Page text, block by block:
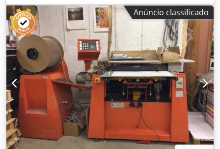
digital/ conversora Pegada compacta Desbobinador
Guiador de banda Largura da banda: 330mm Rolos de
entrada/saída para controle de tensão Estação magnética
de facas: 200z / 25 polegadas para suportar chapas de
50mm a 520mm Fator de distorção/dispro para operação
com chapas de outros tamanhos de dente Leitor de marca
de registro para suportar impressão na banda Offset de
corte disponível em linha Dkjdpfsylpvdox Amhjr
Movimento lateral/transversal possível Rebobinador de
refile Estação de corte com 7 facas em V manuais, com
pressão de ar Rebobinador superior e inferior com opções
de rotação horária ou anti-horária Contagem de etiquetas
ou metros Mandrils/espindles de 25mm, 38mm, 44mm e
76mm x 2 Aplicação de cold foil Laminação autoadesiva
Anúncio classificado